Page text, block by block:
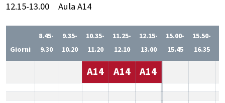
12.15-13.00
Aula A14
Giorni
8.45-
9.30
9.35-
10.20
10.35-
11.20
11.25-
12.10
12.15-
13.00
15.00-
15.45
15.50-
16.35
A14 A14 A14